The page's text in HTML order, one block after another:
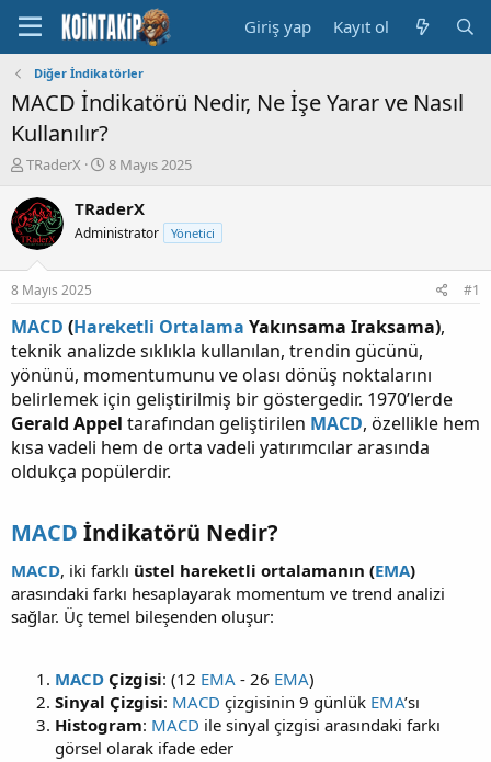
Giriş yap Kayıt ol
Diğer İndikatörler
MACD İndikatörü Nedir, Ne İşe Yarar ve Nasıl
Kullanılır?
K
n
u
y
B
a
ş
a
t
a
n
TRaderX
B
ş
a
ç
a
r
i
h
i
8 Mayıs 2025
TRaderX
Administrator Yönetici
8 Mayıs 2025 #1
MACD (Hareketli Ortalama Yakınsama Iraksama),
teknik analizde sıklıkla kullanılan, trendin gücünü,
yönünü, momentumunu ve olası dönüş noktalarını
belirlemek için geliştirilmiş bir göstergedir. 1970’lerde
Gerald Appel tarafından geliştirilen MACD, özellikle hem
kısa vadeli hem de orta vadeli yatırımcılar arasında
oldukça popülerdir.
MACD İndikatörü Nedir?​
MACD, iki farklı üstel hareketli ortalamanın (EMA)
arasındaki farkı hesaplayarak momentum ve trend analizi
sağlar. Üç temel bileşenden oluşur:
MACD Çizgisi: (12 EMA - 26 EMA)
Sinyal Çizgisi: MACD çizgisinin 9 günlük EMA’sı
Histogram: MACD ile sinyal çizgisi arasındaki farkı
görsel olarak ifade eder